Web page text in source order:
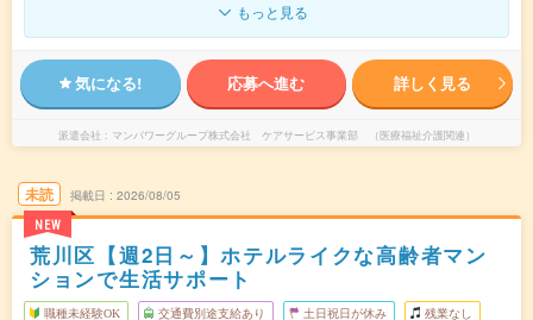
もっと見る
気になる! 応募へ進む 詳しく見る
派遣会社 マンパワーグループ株式会社 ケアサービス事業部 （医療福祉介護関連）
未読
NEW
掲載日 2026/08/05
荒川区【週2日～】ホテルライクな高齢者マン
ションで生活サポート
職種未経験OK 交通費別途支給あり 土日祝日が休み 残業なし